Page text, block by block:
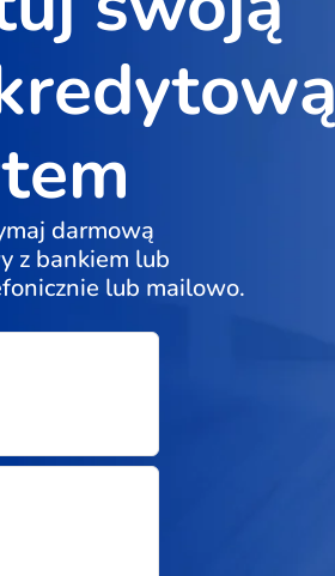
darmową
z bankiem lub
lub mailowo.